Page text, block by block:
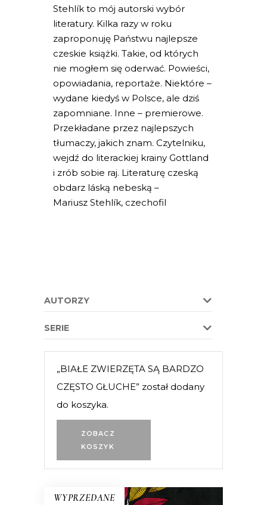
Stehlík to mój autorski wybór
literatury. Kilka razy w roku
zaproponuję Państwu najlepsze
czeskie książki. Takie, od których
nie mogłem się oderwać. Powieści,
opowiadania, reportaże. Niektóre –
wydane kiedyś w Polsce, ale dziś
zapomniane. Inne – premierowe.
Przekładane przez najlepszych
tłumaczy, jakich znam. Czytelniku,
wejdź do literackiej krainy Gottland
i zrób sobie raj. Literaturę czeską
obdarz láską nebeską –
Mariusz Stehlík, czechofil
AUTORZY
SERIE
ZOBACZ
KOSZYK
„BIAŁE ZWIERZĘTA SĄ BARDZO
CZĘSTO GŁUCHE” został dodany
do koszyka.
WYPRZEDANE